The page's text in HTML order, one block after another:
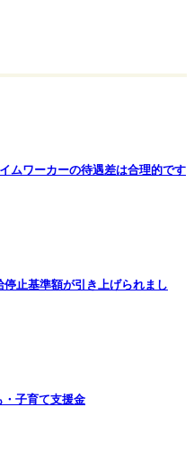
ムワーカーの待遇差は合理的です
停止基準額が引き上げられまし
・子育て支援金